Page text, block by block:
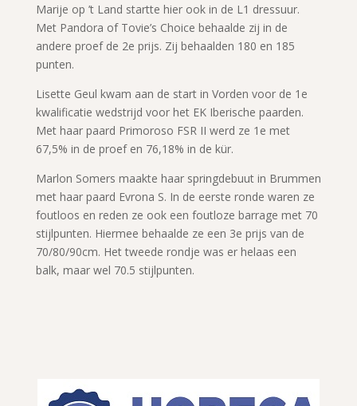
Marije op ’t Land startte hier ook in de L1 dressuur.
Met Pandora of Tovie’s Choice behaalde zij in de
andere proef de 2e prijs. Zij behaalden 180 en 185
punten.
Lisette Geul kwam aan de start in Vorden voor de 1e
kwalificatie wedstrijd voor het EK Iberische paarden.
Met haar paard Primoroso FSR II werd ze 1e met
67,5% in de proef en 76,18% in de kür.
Marlon Somers maakte haar springdebuut in Brummen
met haar paard Evrona S. In de eerste ronde waren ze
foutloos en reden ze ook een foutloze barrage met 70
stijlpunten. Hiermee behaalde ze een 3e prijs van de
70/80/90cm. Het tweede rondje was er helaas een
balk, maar wel 70.5 stijlpunten.